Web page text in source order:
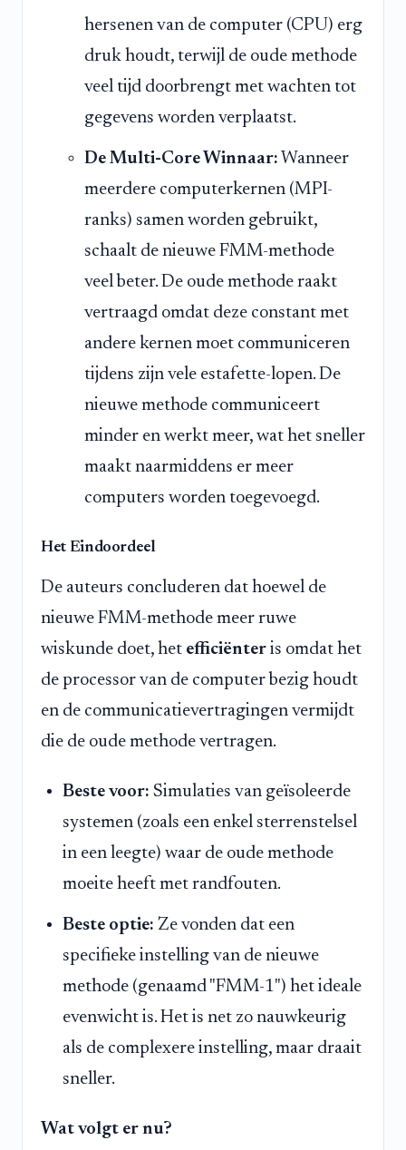
hersenen van de computer (CPU) erg
druk houdt, terwijl de oude methode
veel tijd doorbrengt met wachten tot
gegevens worden verplaatst.
De Multi-Core Winnaar: Wanneer
meerdere computerkernen (MPI-
ranks) samen worden gebruikt,
schaalt de nieuwe FMM-methode
veel beter. De oude methode raakt
vertraagd omdat deze constant met
andere kernen moet communiceren
tijdens zijn vele estafette-lopen. De
nieuwe methode communiceert
minder en werkt meer, wat het sneller
maakt naarmiddens er meer
computers worden toegevoegd.
Het Eindoordeel
De auteurs concluderen dat hoewel de
nieuwe FMM-methode meer ruwe
wiskunde doet, het efficiënter is omdat het
de processor van de computer bezig houdt
en de communicatievertragingen vermijdt
die de oude methode vertragen.
Beste voor: Simulaties van geïsoleerde
systemen (zoals een enkel sterrenstelsel
in een leegte) waar de oude methode
moeite heeft met randfouten.
Beste optie: Ze vonden dat een
specifieke instelling van de nieuwe
methode (genaamd "FMM-1") het ideale
evenwicht is. Het is net zo nauwkeurig
als de complexere instelling, maar draait
sneller.
Wat volgt er nu?